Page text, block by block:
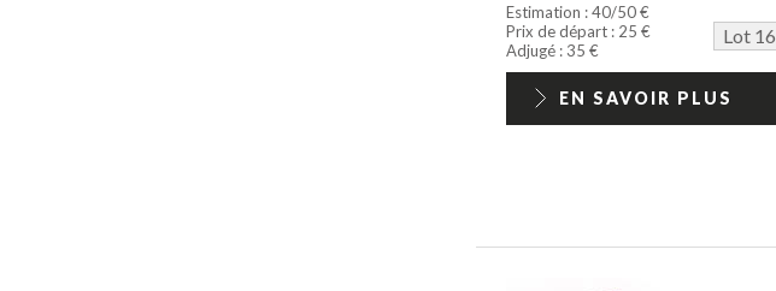
Estimation : 40/50 €
Prix de départ : 25 €
Lot 16
Adjugé : 35 €
EN SAVOIR PLUS